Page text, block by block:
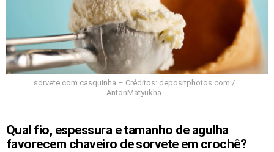
sorvete com casquinha – Créditos: depositphotos.com /
AntonMatyukha
Qual fio, espessura e tamanho de agulha
favorecem chaveiro de sorvete em crochê?